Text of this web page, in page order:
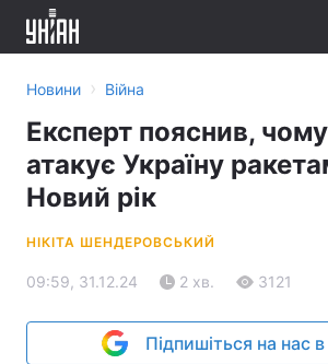
Новини › Війна
Експерт пояснив,
атакує Україну
Новий рік
НІКІТА ШЕНДЕРОВСЬКИЙ
09:59, 31.12.24 2 хв. 3121
Підпишіться на нас